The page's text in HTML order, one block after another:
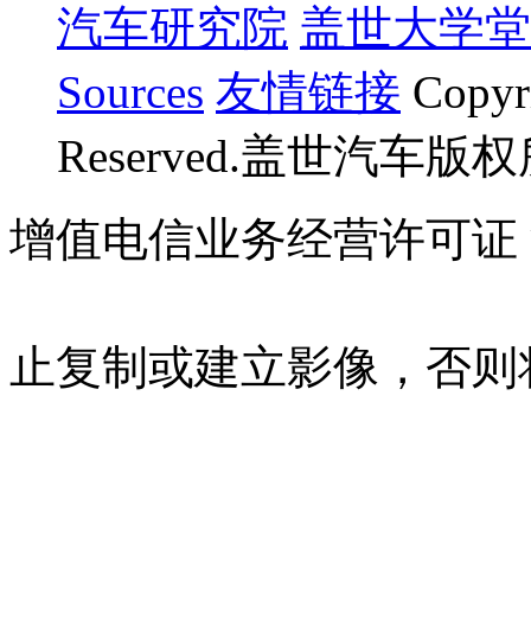
汽车研究院 盖世大学堂
Sources 友情链接
Reserved.盖世汽车版
增值电信业务经营许可证
止复制或建立影像，否